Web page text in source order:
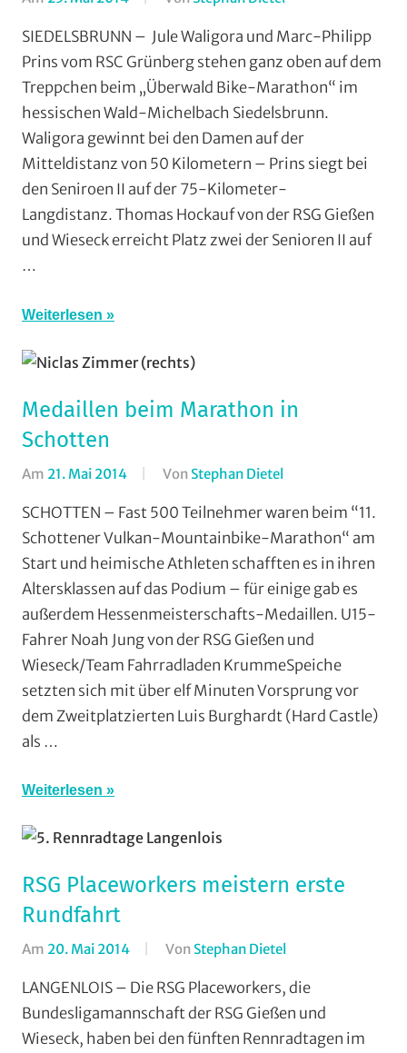
Mountainbike
RSG
Gießen
und
Wieseck
Vereine
SIEDELSBRUNN – Jule Waligora und Marc-Philipp
Prins vom RSC Grünberg stehen ganz oben auf dem
Treppchen beim „Überwald Bike-Marathon“ im
hessischen Wald-Michelbach Siedelsbrunn.
Waligora gewinnt bei den Damen auf der
Mitteldistanz von 50 Kilometern – Prins siegt bei
den Seniroen II auf der 75-Kilometer-
Langdistanz. Thomas Hockauf von der RSG Gießen
und Wieseck erreicht Platz zwei der Senioren II auf
…
Weiterlesen
Medaillen beim Marathon in
Schotten
Am 21. Mai 2014 Von Stephan Dietel
Rodheim-
Bieber,
Marathon,
Mountainbike
MSC
Salzbödetal
RSC
Grünberg,
RSG
SCHOTTEN – Fast 500 Teilnehmer waren beim “11.
Schottener Vulkan-Mountainbike-Marathon“ am
Start und heimische Athleten schafften es in ihren
Altersklassen auf das Podium – für einige gab es
außerdem Hessenmeisterschafts-Medaillen. U15-
Fahrer Noah Jung von der RSG Gießen und
Wieseck/Team Fahrradladen KrummeSpeiche
setzten sich mit über elf Minuten Vorsprung vor
dem Zweitplatzierten Luis Burghardt (Hard Castle)
als …
Weiterlesen
RSG Placeworkers meistern erste
Rundfahrt
Am 20. Mai 2014 Von Stephan Dietel
Gießen
und
Wieseck,
LANGENLOIS – Die RSG Placeworkers, die
Bundesligamannschaft der RSG Gießen und
Wieseck, haben bei den fünften Rennradtagen im